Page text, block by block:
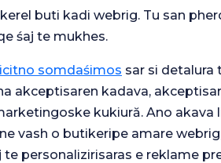
Numune
Selcuk
buti kadi webrig. Tu san
śaj te mukhes.
somdaśimos sar si detalura
akceptisaren kadava,
kukiură. Ano akava
vash o butikeripe amare
personalizirisaras e reklame